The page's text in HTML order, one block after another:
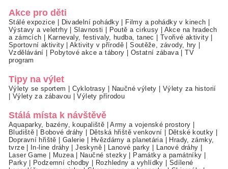
Akce pro děti
Stálé expozice Divadelní pohádky Filmy a pohádky v kinech
Výstavy a veletrhy|Slavnosti Poutě a cirkusy
Akce na hradech
a zámcích
Karnevaly, festivaly, hudba, tanec Tvořivé aktivity
Sportovní aktivity|Aktivity v přírodě |Soutěže, závody, hry
Vzdělávání
Pobytové akce a tábory Ostatní zábava|TV
program
Tipy na výlet
Výlety se sportem Cyklotrasy Naučné výlety
Výlety za historií
Výlety za zábavou |Výlety přírodou
Stálá místa k návštěvě
Aquaparky, bazény, koupaliště |Army a vojenské prostory
Bludiště
Bobové dráhy Dětská hřiště venkovní Dětské koutky
Dopravní hřiště
Galerie Hvězdárny a planetária|
Hrady, zámky,
tvrze| In-line dráhy |Jeskyně| Lanové parky Lanové dráhy
Laser Game
Muzea| Naučné stezky Památky a památníky
Parky| Podzemní chodby Rozhledny a vyhlídky
Sdílené